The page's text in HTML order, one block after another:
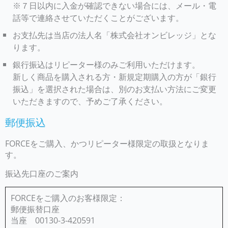
※７日以内に入金が確認できない場合には、メール・電
話等で連絡させていただくことがございます。
お支払先は当店の法人名「株式会社オンビレッジ」とな
ります。
銀行振込はリピーター様のみご利用いただけます。
新しく商品を購入される方・新規定期購入の方が「銀行
振込」を選択された場合は、別のお支払い方法にご変更
いただきますので、予めご了承ください。
郵便振込
FORCEをご購入、かつリピーター様限定の取扱となりま
す。
振込先口座のご案内
FORCEをご購入のお客様限定：
郵便振替口座
当座 00130-3-420591